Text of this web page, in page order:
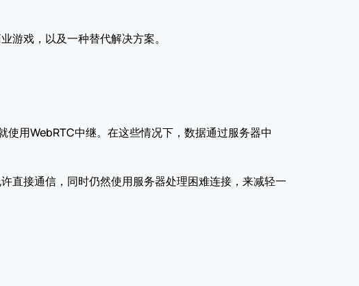
游戏，以及一种替代解决方案。
用WebRTC中继。在这些情况下，数据通过服务器中
直接通信，同时仍然使用服务器处理困难连接，来减轻一